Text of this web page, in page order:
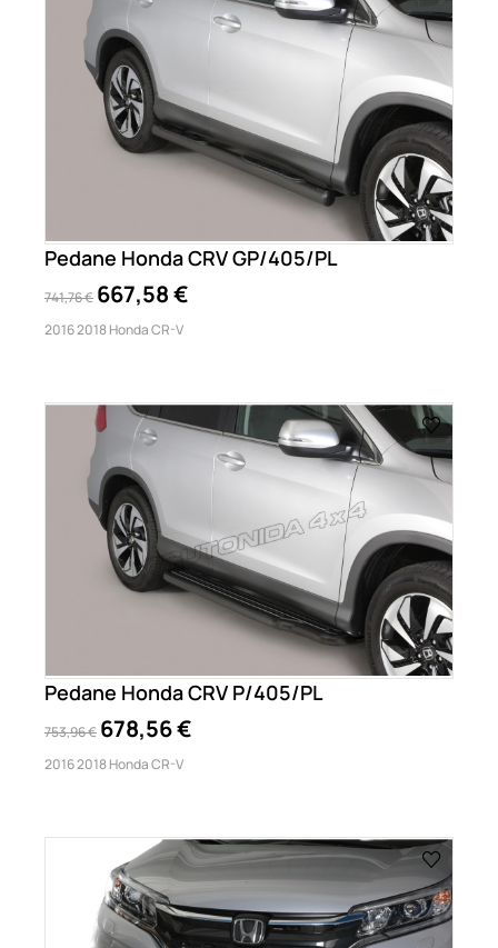
Pedane Honda CRV GP/405/PL
741,76 € 667,58 €
2016 2018 Honda CR-V
Pedane Honda CRV P/405/PL
753,96 € 678,56 €
2016 2018 Honda CR-V